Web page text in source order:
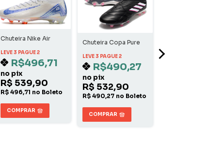
Chuteira Nike Air
Superfly 10 Elite
Campo - Branco/Azul
LEVE 3 PAGUE 2
R$496,71
no pix
R$ 539,90
R$ 496,71 no Boleto
COMPRAR
Chuteira Copa Pure
LEVE 3 PAGUE 2
R$490,27
no pix
R$ 532,90
R$ 490,27 no Boleto
COMPRAR